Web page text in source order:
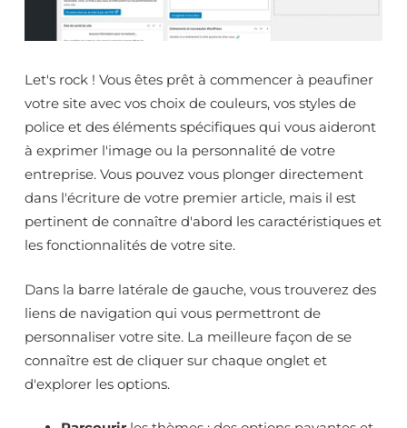
Let's rock ! Vous êtes prêt à commencer à peaufiner
votre site avec vos choix de couleurs, vos styles de
police et des éléments spécifiques qui vous aideront
à exprimer l'image ou la personnalité de votre
entreprise. Vous pouvez vous plonger directement
dans l'écriture de votre premier article, mais il est
pertinent de connaître d'abord les caractéristiques et
les fonctionnalités de votre site.
Dans la barre latérale de gauche, vous trouverez des
liens de navigation qui vous permettront de
personnaliser votre site. La meilleure façon de se
connaître est de cliquer sur chaque onglet et
d'explorer les options.